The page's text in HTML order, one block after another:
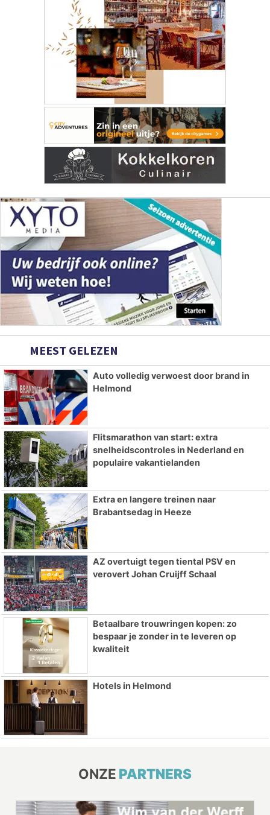
MEEST GELEZEN
Auto volledig verwoest door brand in
Helmond
Flitsmarathon van start: extra
snelheidscontroles in Nederland en
populaire vakantielanden
Extra en langere treinen naar
Brabantsedag in Heeze
AZ overtuigt tegen tiental PSV en
verovert Johan Cruijff Schaal
Betaalbare trouwringen kopen: zo
bespaar je zonder in te leveren op
kwaliteit
Hotels in Helmond
ONZE PARTNERS